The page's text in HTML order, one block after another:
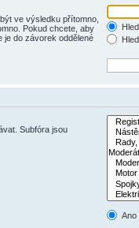
ve výsledku přítomno,
Pokud chcete, aby
je do závorek oddělené
Subfóra jsou
Ano